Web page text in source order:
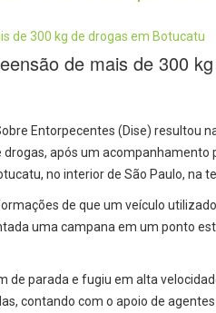
de mais de 300
Entorpecentes (Dise) resultou
após um acompanhamento
no interior de São Paulo, na
de que um veículo
uma campana em um ponto
parada e fugiu em alta
contando com o apoio de agentes